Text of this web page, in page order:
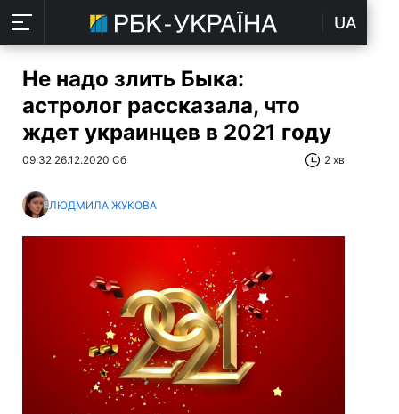
UA
Не надо злить Быка:
астролог рассказала, что
ждет украинцев в 2021 году
09:32 26.12.2020 Сб 2 хв
ЛЮДМИЛА ЖУКОВА